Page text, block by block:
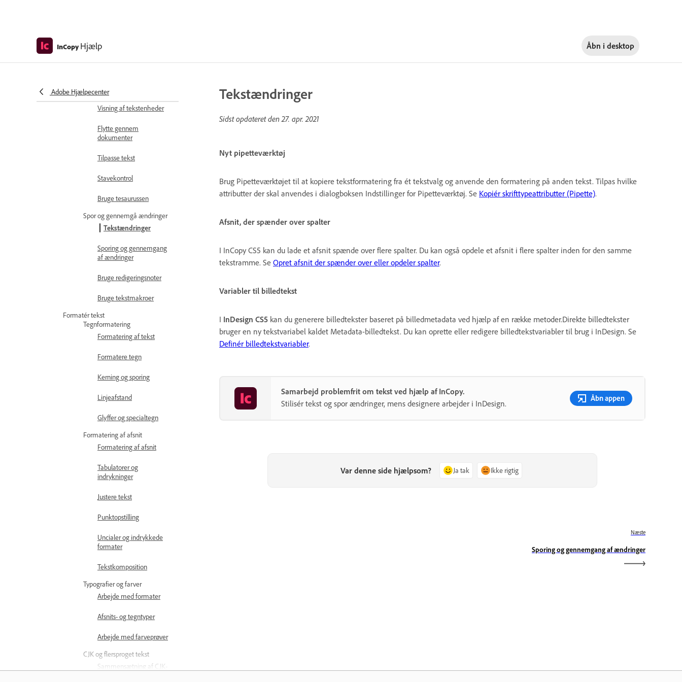
InCopy Hjælp Åbn i desktop
Adobe Hjælpecenter
dokumenter
Visning af tekstenheder
Flytte gennem
dokumenter
Tilpasse tekst
Stavekontrol
Bruge tesaurussen
Spor og gennemgå ændringer
Tekstændringer
Sporing og gennemgang
af ændringer
Bruge redigeringsnoter
Bruge tekstmakroer
Formatér tekst
Tegnformatering
Formatering af tekst
Formatere tegn
Kerning og sporing
Linjeafstand
Glyffer og specialtegn
Formatering af afsnit
Formatering af afsnit
Tabulatorer og
indrykninger
Justere tekst
Punktopstilling
Uncialer og indrykkede
formater
Tekstkomposition
Typografier og farver
Arbejde med formater
Afsnits- og tegntyper
Arbejde med farveprøver
CJK og flersproget tekst
Sammensætning af CJK-
Tekstændringer
Sidst opdateret den27. apr. 2021
Nyt pipetteværktøj
Brug Pipetteværktøjet til at kopiere tekstformatering fra ét tekstvalg og anvende den formatering på anden tekst. Tilpas hvilke
attributter der skal anvendes i dialogboksen Indstillinger for Pipetteværktøj. Se Kopiér skrifttypeattributter (Pipette).
Afsnit, der spænder over spalter
I InCopy CS5 kan du lade et afsnit spænde over flere spalter. Du kan også opdele et afsnit i flere spalter inden for den samme
tekstramme. Se Opret afsnit der spænder over eller opdeler spalter.
Variabler til billedtekst
I InDesign CS5 kan du generere billedtekster baseret på billedmetadata ved hjælp af en række metoder.Direkte billedtekster
bruger en ny tekstvariabel kaldet Metadata-billedtekst. Du kan oprette eller redigere billedtekstvariabler til brug i InDesign. Se
Definér billedtekstvariabler.
Samarbejd problemfrit om tekst ved hjælp af InCopy.
Stilisér tekst og spor ændringer, mens designere arbejder i InDesign.
Åbn appen
Var denne side hjælpsom? Ja tak Ikke rigtig
Næste
Sporing og gennemgang af ændringer